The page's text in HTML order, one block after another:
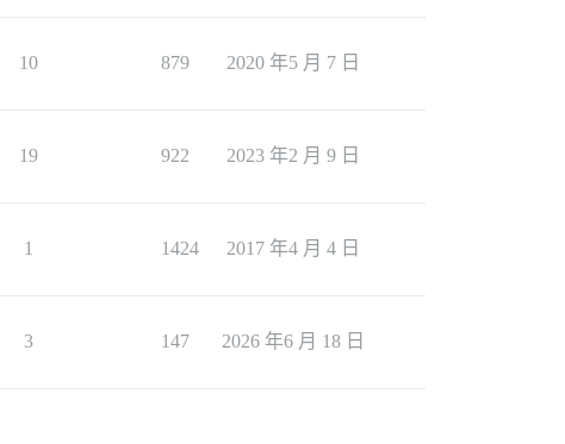
10 879 2020 年5 月 7 日
19 922 2023 年2 月 9 日
1 1424 2017 年4 月 4 日
3 147 2026 年6 月 18 日